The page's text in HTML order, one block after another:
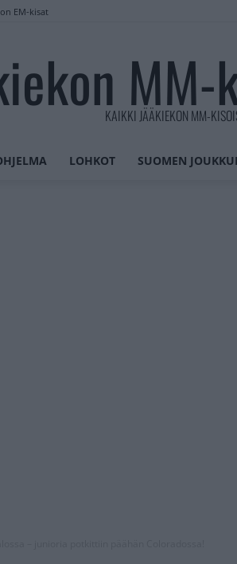
EM-kisat
KAIKKI JÄÄKIEKON MM-
LOHKOT SUOMEN